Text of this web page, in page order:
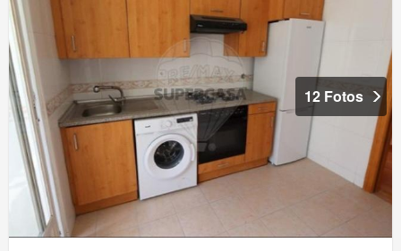
12 Fotos